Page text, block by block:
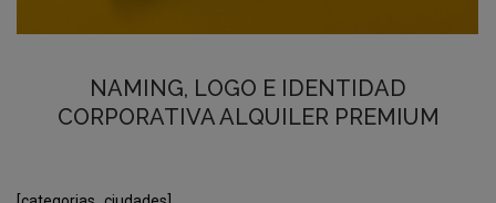
NAMING, LOGO E IDENTIDAD
CORPORATIVA ALQUILER PREMIUM